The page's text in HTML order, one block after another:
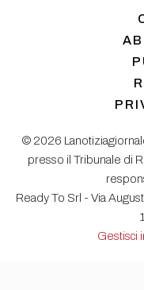
© 2026
presso il Tribunale di
Ready To Srl - Via
Gestisci